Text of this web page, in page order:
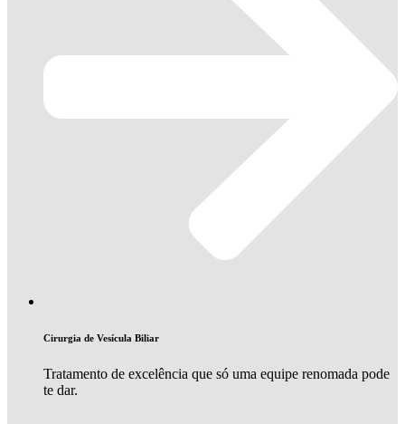
Cirurgia de Vesícula Biliar
Tratamento de excelência que só uma equipe renomada pode
te dar.